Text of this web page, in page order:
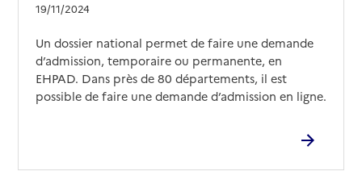
19/11/2024
Un dossier national permet de faire une demande
d’admission, temporaire ou permanente, en
EHPAD. Dans près de 80 départements, il est
possible de faire une demande d’admission en ligne.